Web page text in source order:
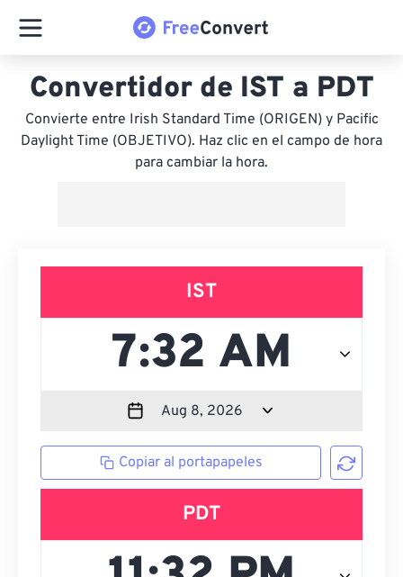
Convertidor de IST a PDT
Convierte entre Irish Standard Time (ORIGEN) y Pacific
Daylight Time (OBJETIVO). Haz clic en el campo de hora
para cambiar la hora.
IST
Copiar al portapapeles
PDT